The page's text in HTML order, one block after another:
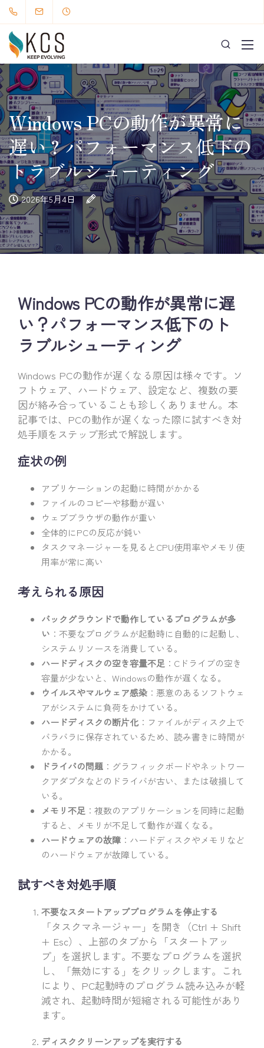
Windows PCの動作が異常に
遅い？パフォーマンス低下の
トラブルシューティング
2026年5月4日
Windows PCの動作が異常に遅
い？パフォーマンス低下のト
ラブルシューティング
Windows PCの動作が遅くなる原因は様々です。ソ
フトウェア、ハードウェア、設定など、複数の要
因が絡み合っていることも珍しくありません。本
記事では、PCの動作が遅くなった際に試すべき対
処手順をステップ形式で解説します。
症状の例
アプリケーションの起動に時間がかかる
ファイルのコピーや移動が遅い
ウェブブラウザの動作が重い
全体的にPCの反応が鈍い
タスクマネージャーを見るとCPU使用率やメモリ使
用率が常に高い
考えられる原因
バックグラウンドで動作しているプログラムが多
い ：不要なプログラムが起動時に自動的に起動し、
システムリソースを消費している。
ハードディスクの空き容量不足 ：Cドライブの空き
容量が少ないと、Windowsの動作が遅くなる。
ウイルスやマルウェア感染 ：悪意のあるソフトウェ
アがシステムに負荷をかけている。
ハードディスクの断片化 ：ファイルがディスク上で
バラバラに保存されているため、読み書きに時間が
かかる。
ドライバの問題 ：グラフィックボードやネットワー
クアダプタなどのドライバが古い、または破損して
いる。
メモリ不足 ：複数のアプリケーションを同時に起動
すると、メモリが不足して動作が遅くなる。
ハードウェアの故障 ：ハードディスクやメモリなど
のハードウェアが故障している。
試すべき対処手順
不要なスタートアッププログラムを停止する
「タスクマネージャー」を開き（Ctrl + Shift
+ Esc）、上部のタブから「スタートアッ
プ」を選択します。不要なプログラムを選択
し、「無効にする」をクリックします。これ
により、PC起動時のプログラム読み込みが軽
減され、起動時間が短縮される可能性があり
ます。
ディスククリーンアップを実行する